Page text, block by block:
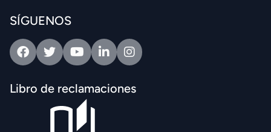
SÍGUENOS
FacebookTwitterYoutubeLinkedinIntagram
Libro de reclamaciones